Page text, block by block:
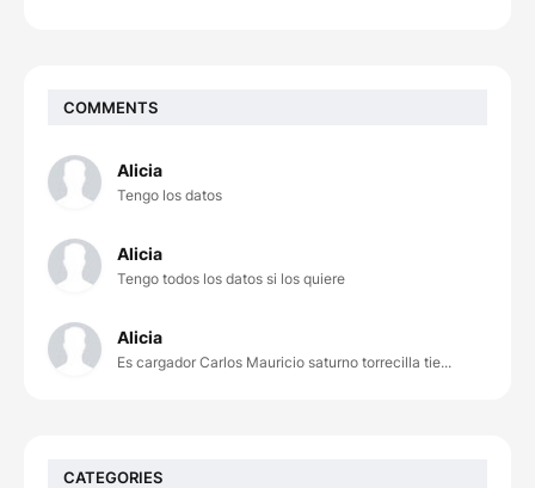
COMMENTS
Alicia
Tengo los datos
Alicia
Tengo todos los datos si los quiere
Alicia
Es cargador Carlos Mauricio saturno torrecilla tie...
CATEGORIES